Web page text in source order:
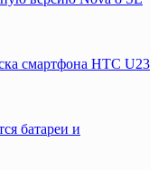
смартфона HTC U23
батареи и